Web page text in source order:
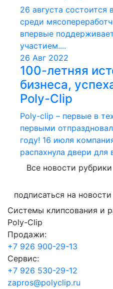
26 августа состоится
среди
впервые
участием....
26 Авг 2022
100-летняя
бизнеса,
Poly-Clip
Poly-clip – первые в
первыми
году! 16 июля
распахнула двери для
Все новости рубрики
подписаться на новости
Системы клипсования и
Poly-Clip
Продажи:
+7 926 900-29-13
Cервис:
+7 926 530-29-12
zapros@polyclip.ru